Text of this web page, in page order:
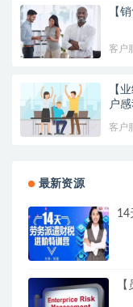
【
客户
【
户
客户
最新资源
14